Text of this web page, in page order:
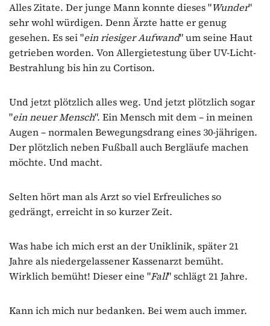
Alles Zitate. Der junge Mann konnte dieses "Wunder"
sehr wohl würdigen. Denn Ärzte hatte er genug
gesehen. Es sei "ein riesiger Aufwand" um seine Haut
getrieben worden. Von Allergietestung über UV-Licht-
Bestrahlung bis hin zu Cortison.
Und jetzt plötzlich alles weg. Und jetzt plötzlich sogar
"ein neuer Mensch". Ein Mensch mit dem – in meinen
Augen – normalen Bewegungsdrang eines 30-jährigen.
Der plötzlich neben Fußball auch Bergläufe machen
möchte. Und macht.
Selten hört man als Arzt so viel Erfreuliches so
gedrängt, erreicht in so kurzer Zeit.
Was habe ich mich erst an der Uniklinik, später 21
Jahre als niedergelassener Kassenarzt bemüht.
Wirklich bemüht! Dieser eine "Fall" schlägt 21 Jahre.
Kann ich mich nur bedanken. Bei wem auch immer.